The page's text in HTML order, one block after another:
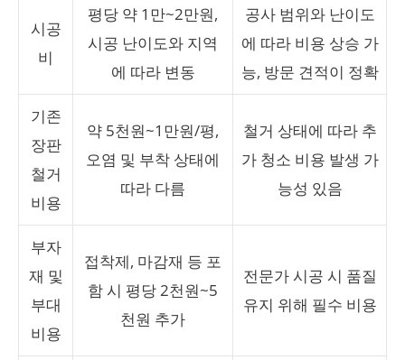
시공
비
평당 약 1만~2만원,
시공 난이도와 지역
에 따라 변동
공사 범위와 난이도
에 따라 비용 상승 가
능, 방문 견적이 정확
기존
장판
철거
비용
약 5천원~1만원/평,
오염 및 부착 상태에
따라 다름
철거 상태에 따라 추
가 청소 비용 발생 가
능성 있음
부자
재 및
부대
비용
접착제, 마감재 등 포
함 시 평당 2천원~5
천원 추가
전문가 시공 시 품질
유지 위해 필수 비용